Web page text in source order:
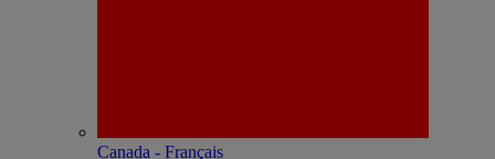
Canada - Français